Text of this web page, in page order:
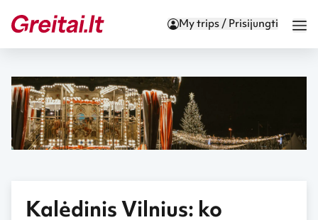
My trips / Prisijungti
Kalėdinis Vilnius: ko